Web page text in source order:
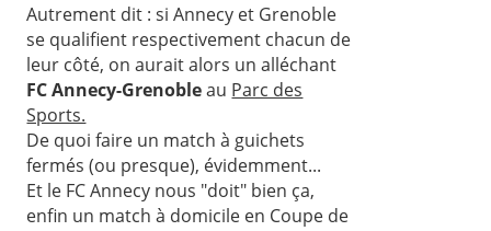
Autrement dit : si Annecy et Grenoble
se qualifient respectivement chacun de
leur côté, on aurait alors un alléchant
FC Annecy-Grenobleau Parc des
Sports.
De quoi faire un match à guichets
fermés (ou presque), évidemment...
Et le FC Annecy nous "doit" bien ça,
enfin un match à domicile en Coupe de